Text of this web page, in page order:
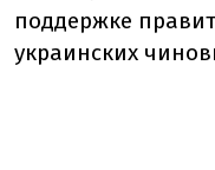
поддержке
украинских